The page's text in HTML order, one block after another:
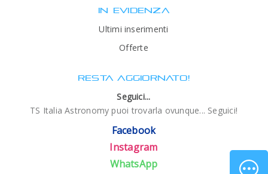
IN EVIDENZA
Ultimi inserimenti
Offerte
RESTA AGGIORNATO!
Seguici...
TS Italia Astronomy puoi trovarla ovunque... Seguici!
Facebook
Instagram
WhatsApp